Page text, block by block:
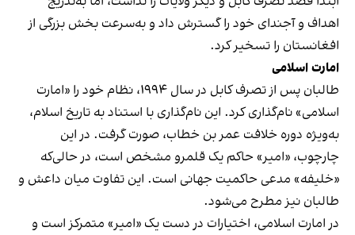
اهداف و آجندای خود را گسترش داد و به‌سرعت بخش بزرگی از
افغانستان را تسخیر کرد.
امارت اسلامی
طالبان پس از تصرف کابل در سال ۱۹۹۴، نظام خود را «امارت
اسلامی» نام‌گذاری کرد. این نام‌گذاری با استناد به تاریخ اسلام،
به‌ویژه دوره خلافت عمر بن خطاب، صورت گرفت. در این
چارچوب، «امیر» حاکم یک قلمرو مشخص است، در حالی‌که
«خلیفه» مدعی حاکمیت جهانی است. این تفاوت میان داعش و
طالبان نیز مطرح می‌شود.
در امارت اسلامی، اختیارات در دست یک «امیر» متمرکز است و